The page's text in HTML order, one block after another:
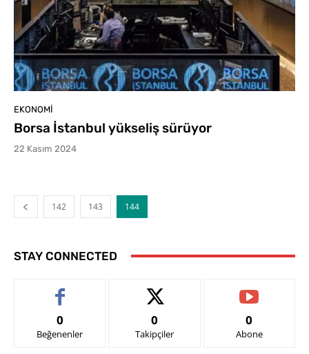
EKONOMI
Borsa İstanbul yükseliş sürüyor
22 Kasım 2024
142 143 144
STAY CONNECTED
0
Beğenenler
0
Takipçiler
0
Abone